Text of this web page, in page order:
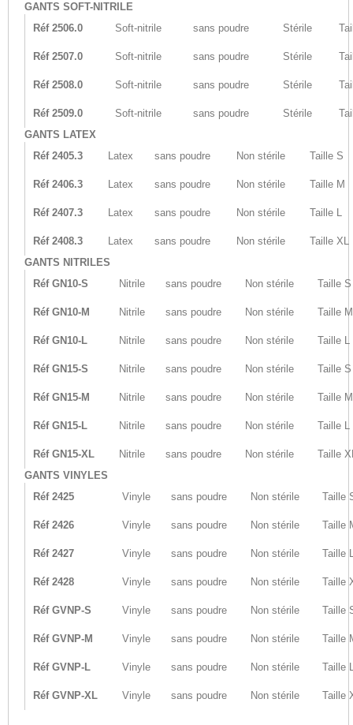
GANTS SOFT-NITRILE
Réf 2506.0
Soft-nitrile sans poudre Stérile
Réf 2507.0 Soft-nitrile sans poudre Stérile
Réf 2508.0 Soft-nitrile sans poudre Stérile
Réf 2509.0 Soft-nitrile sans poudre Stérile
GANTS LATEX
Réf 2405.3
Latex sans poudre Non stérile Taille S
Réf 2406.3 Latex sans poudre Non stérile Taille M
Réf 2407.3 Latex sans poudre Non stérile Taille L
Réf 2408.3 Latex sans poudre Non stérile
Taille XL
GANTS NITRILES
Réf GN10-S
Nitrile sans poudre Non stérile Taille S
Réf GN10-M Nitrile sans poudre Non stérile Taille M
Réf GN10-L Nitrile sans poudre Non stérile Taille L
Réf GN15-S Nitrile sans poudre Non stérile Taille S
Réf GN15-M Nitrile sans poudre Non stérile Taille M
Réf GN15-L Nitrile sans poudre Non stérile Taille L
Réf GN15-XL Nitrile sans poudre Non stérile
Taille
GANTS VINYLES
Réf 2425
Vinyle sans poudre Non stérile Taille
Réf 2426 Vinyle sans poudre Non stérile Taille
Réf 2427 Vinyle sans poudre Non stérile Taille
Réf 2428 Vinyle sans poudre Non stérile Taille
Réf GVNP-S Vinyle sans poudre Non stérile Taille
Réf GVNP-M Vinyle sans poudre Non stérile Taille
Réf GVNP-L Vinyle sans poudre Non stérile Taille
Réf GVNP-XL Vinyle sans poudre Non stérile Taille